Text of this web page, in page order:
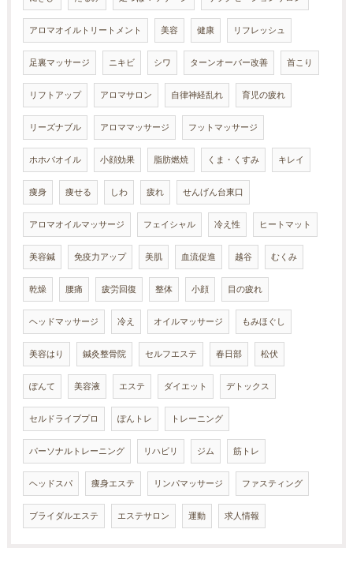
アロマオイルトリートメント 美容 健康 リフレッシュ
足裏マッサージ ニキビ シワ ターンオーバー改善 首こり
リフトアップ アロマサロン 自律神経乱れ 育児の疲れ
リーズナブル アロママッサージ フットマッサージ
ホホバオイル 小顔効果 脂肪燃焼 くま・くすみ キレイ
痩身 痩せる しわ 疲れ せんげん台東口
アロマオイルマッサージ フェイシャル 冷え性 ヒートマット
美容鍼 免疫力アップ 美肌 血流促進 越谷 むくみ
乾燥 腰痛 疲労回復 整体 小顔 目の疲れ
ヘッドマッサージ 冷え オイルマッサージ もみほぐし
美容はり 鍼灸整骨院 セルフエステ 春日部 松伏
ぽんて 美容液 エステ ダイエット デトックス
セルドライブプロ ぽんトレ トレーニング
パーソナルトレーニング リハビリ ジム 筋トレ
ヘッドスパ 痩身エステ リンパマッサージ ファスティング
ブライダルエステ エステサロン 運動 求人情報